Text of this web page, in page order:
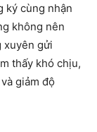
ký cùng nhận
không nên
xuyên gửi
thấy khó chịu,
giảm độ